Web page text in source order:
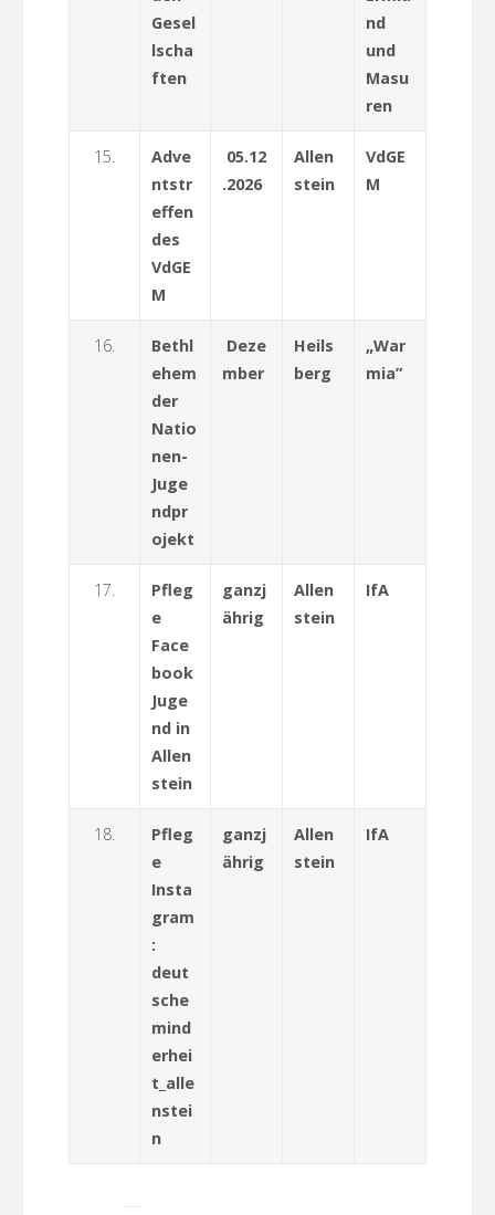
Gesel
lscha
ften
nd
und
Masu
ren
15.
Adve
ntstr
effen
des
VdGE
M
05.12
.2026
Allen
stein
VdGE
M
16.
Bethl
ehem
der
Natio
nen-
Juge
ndpr
ojekt
Deze
mber
Heils
berg
„War
mia”
17.
Pfleg
e
Face
book
Juge
nd in
Allen
stein
ganzj
ährig
Allen
stein
IfA
18.
Pfleg
e
Insta
gram
:
deut
sche
mind
erhei
t_alle
nstei
n
ganzj
ährig
Allen
stein
IfA